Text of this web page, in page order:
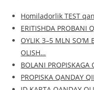
Homiladorlik TEST
ERITISHDA PROBANI
OYLIK 3–5 MLN SO‘M
OLISH…
BOLANI PROPISKAGA
PROPISKA QANDAY